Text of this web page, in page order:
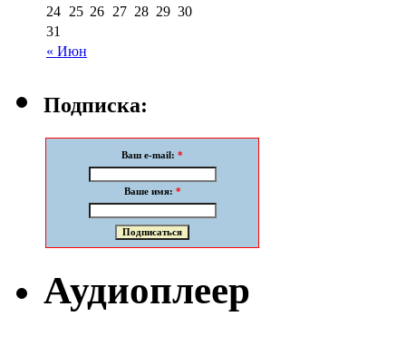
« Июн
24 25 26 27 28 29 30
31
Подписка:
Ваш e-mail: *
Ваше имя: *
Аудиоплеер